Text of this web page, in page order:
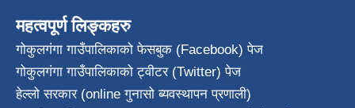
महत्वपूर्ण लिङ्कहरु
गोकुलगंगा गाउँपालिकाको फेसबुक (Facebook) पेज
गोकुलगंगा गाउँपालिकाको ट्वीटर (Twitter) पेज
हेल्लो सरकार (online गुनासो ब्यवस्थापन प्रणाली)